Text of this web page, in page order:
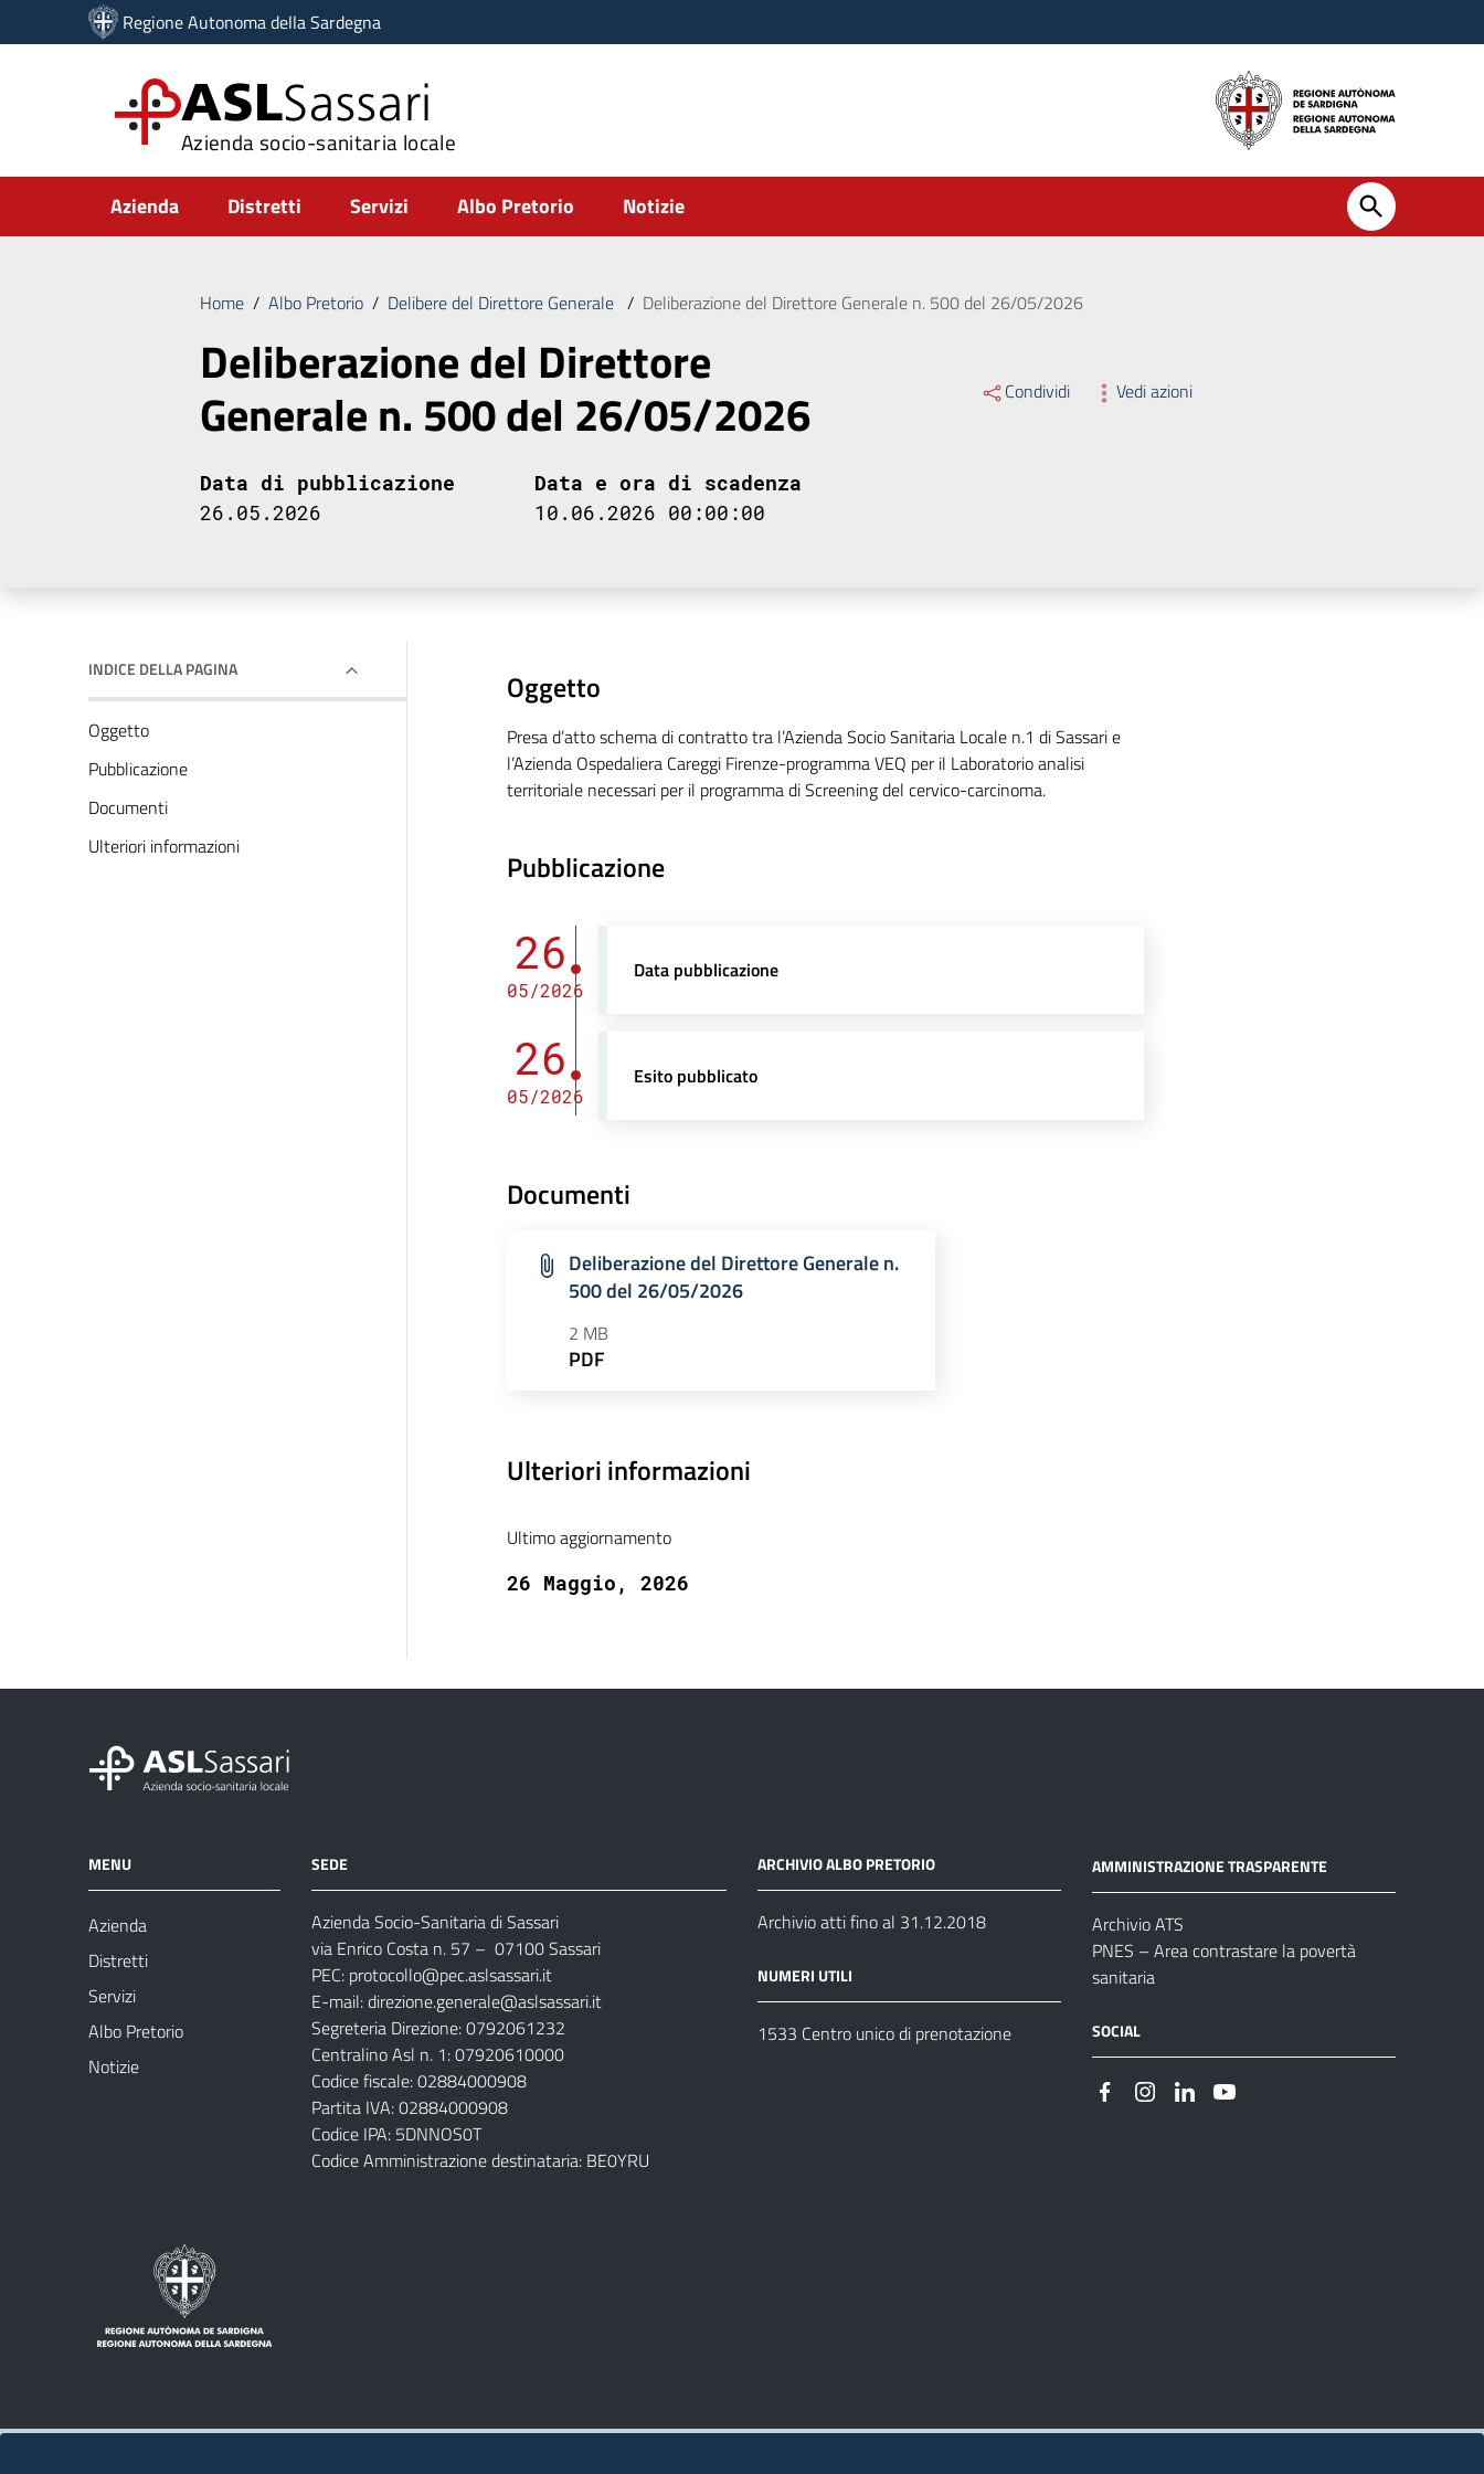
Vai ai contenuti
Vai al menu di navigazione
Regione Autonoma della Sardegna
ASLSassari
Azienda socio-sanitaria locale
Submenu
Azienda Distretti Servizi Albo Pretorio Notizie
Home / Albo Pretorio / Delibere del Direttore Generale / Deliberazione del Direttore Generale n. 500 del 26/05/2026
Deliberazione del Direttore
Generale n. 500 del 26/05/2026 Condividi Vedi azioni
Data di pubblicazione
26.05.2026
Data e ora di scadenza
10.06.2026 00:00:00
INDICE DELLA PAGINA
Oggetto
Pubblicazione
Documenti
Ulteriori informazioni
Oggetto
Presa d’atto schema di contratto tra l’Azienda Socio Sanitaria Locale n.1 di Sassari e
l’Azienda Ospedaliera Careggi Firenze-programma VEQ per il Laboratorio analisi
territoriale necessari per il programma di Screening del cervico-carcinoma.
Pubblicazione
26
05/2026
Data pubblicazione
26
05/2026
Esito pubblicato
Documenti
Deliberazione del Direttore Generale n.
500 del 26/05/2026
2 MB
PDF
Ulteriori informazioni
Ultimo aggiornamento
26 Maggio, 2026
MENU
Azienda
Distretti
Servizi
Albo Pretorio
Notizie
SEDE
Azienda Socio-Sanitaria di Sassari
via Enrico Costa n. 57 – 07100 Sassari
PEC: protocollo@pec.aslsassari.it
E-mail:direzione.generale@aslsassari.it
Segreteria Direzione: 0792061232
Centralino Asl n. 1: 07920610000
Codice fiscale: 02884000908
Partita IVA: 02884000908
Codice IPA: 5DNNOS0T
Codice Amministrazione destinataria: BE0YRU
ARCHIVIO ALBO PRETORIO
Archivio atti fino al 31.12.2018
NUMERI UTILI
1533 Centro unico di prenotazione
AMMINISTRAZIONE TRASPARENTE
Archivio ATS
PNES – Area contrastare la povertà
sanitaria
SOCIAL